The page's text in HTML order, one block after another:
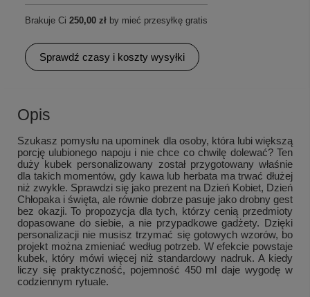
Brakuje Ci 250,00 zł by mieć przesyłkę gratis
Sprawdź czasy i koszty wysyłki
Opis
Szukasz pomysłu na upominek dla osoby, która lubi większą
porcję ulubionego napoju i nie chce co chwilę dolewać? Ten
duży kubek personalizowany został przygotowany właśnie
dla takich momentów, gdy kawa lub herbata ma trwać dłużej
niż zwykle. Sprawdzi się jako prezent na Dzień Kobiet, Dzień
Chłopaka i święta, ale równie dobrze pasuje jako drobny gest
bez okazji. To propozycja dla tych, którzy cenią przedmioty
dopasowane do siebie, a nie przypadkowe gadżety. Dzięki
personalizacji nie musisz trzymać się gotowych wzorów, bo
projekt można zmieniać według potrzeb. W efekcie powstaje
kubek, który mówi więcej niż standardowy nadruk. A kiedy
liczy się praktyczność, pojemność 450 ml daje wygodę w
codziennym rytuale.